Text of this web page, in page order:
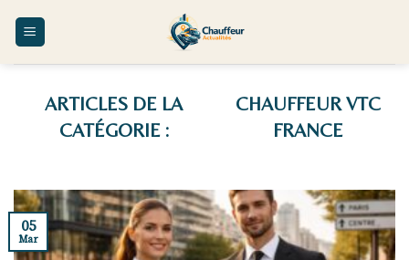
CHAUFFEUR VTC
FRANCE
05
Mar